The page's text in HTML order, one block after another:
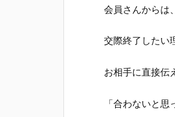
会員さんからは
交際終了したい
お相手に直接伝
「合わないと